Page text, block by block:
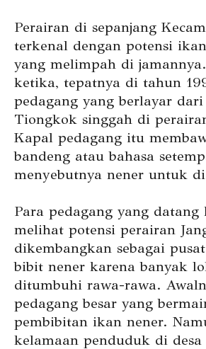
Perairan di sepanjang
terkenal dengan potensi
yang melimpah di
ketika, tepatnya di tahun
pedagang yang berlayar
Tiongkok singgah di
Kapal pedagang itu
bandeng atau bahasa
menyebutnya nener untuk
Para pedagang yang
melihat potensi perairan
dikembangkan sebagai
bibit nener karena banyak
ditumbuhi rawa-rawa.
pedagang besar yang
pembibitan ikan nener.
kelamaan penduduk di